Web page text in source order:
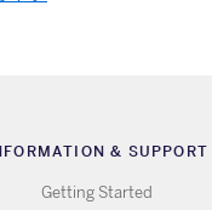
& SUPPORT
Getting Started